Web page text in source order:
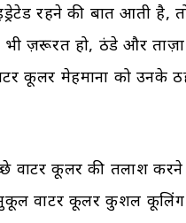
रहने की बात आती है,
ज़रूरत हो, ठंडे और
कूलर मेहमानों को उनके
कूलर की तलाश करने
वाटर कूलर कुशल कूलिंग